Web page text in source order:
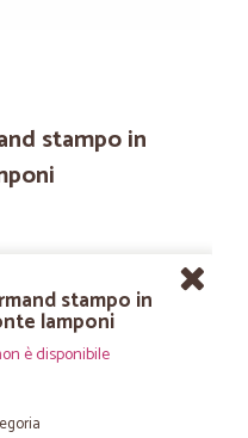
stampo in
stampo in
lamponi
è disponibile